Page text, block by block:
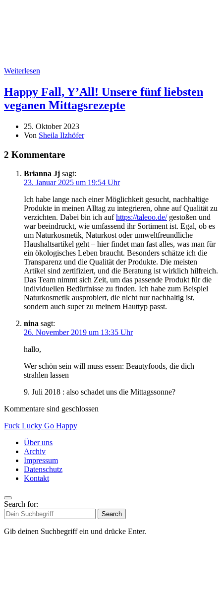
Weiterlesen
Happy Fall, Y’All! Unsere fünf liebsten
veganen Mittagsrezepte
25. Oktober 2023
Von Sheila Ilzhöfer
2 Kommentare
Brianna Jj sagt:
23. Januar 2025 um 19:54 Uhr
Ich habe lange nach einer Möglichkeit gesucht, nachhaltige
Produkte in meinen Alltag zu integrieren, ohne auf Qualität zu
verzichten. Dabei bin ich aufhttps://taleoo.de/gestoßen und
war beeindruckt, wie umfassend ihr Sortiment ist. Egal, ob es
um Naturkosmetik, Naturkost oder umweltfreundliche
Haushaltsartikel geht – hier findet man fast alles, was man für
ein ökologisches Leben braucht. Besonders schätze ich die
Transparenz und die Qualität der Produkte. Die meisten
Artikel sind zertifiziert, und die Beratung ist wirklich hilfreich.
Das Team nimmt sich Zeit, um das passende Produkt für die
individuellen Bedürfnisse zu finden. Ich habe zum Beispiel
Naturkosmetik ausprobiert, die nicht nur nachhaltig ist,
sondern auch super zu meinem Hauttyp passt.
nina sagt:
26. November 2019 um 13:35 Uhr
hallo,
Wer schön sein will muss essen: Beautyfoods, die dich
strahlen lassen
9. Juli 2018 : also schadet uns die Mittagssonne?
Kommentare sind geschlossen
Fuck Lucky Go Happy
Über uns
Archiv
Impressum
Datenschutz
Kontakt
Search for:
Search
Gib deinen Suchbegriff ein und drücke Enter.